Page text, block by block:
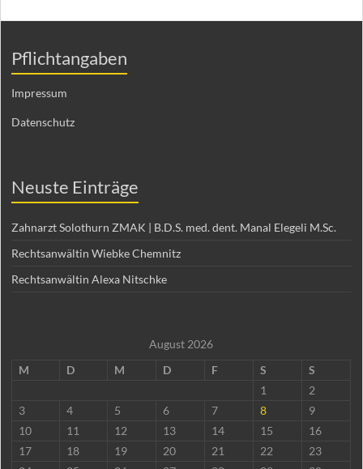
Pflichtangaben
Impressum
Datenschutz
Neuste Einträge
Zahnarzt Solothurn ZMAK | B.D.S. med. dent. Manal Elegeli M.Sc.
Rechtsanwältin Wiebke Chemnitz
Rechtsanwältin Alexa Nitschke
August 2026
M
D M D F S
S
1
2
3
4 5 6 7 8
9
10
11 12 13 14 15
16
17
18 19 20 21 22
23